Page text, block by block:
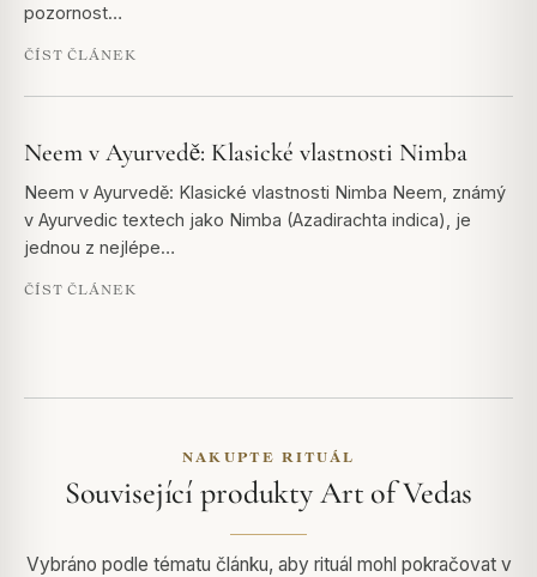
pozornost…
ČÍST ČLÁNEK
Neem v Ayurvedě: Klasické vlastnosti Nimba
Neem v Ayurvedě: Klasické vlastnosti Nimba Neem, známý
v Ayurvedic textech jako Nimba (Azadirachta indica), je
jednou z nejlépe…
ČÍST ČLÁNEK
NAKUPTE RITUÁL
Související produkty Art of Vedas
Vybráno podle tématu článku, aby rituál mohl pokračovat v